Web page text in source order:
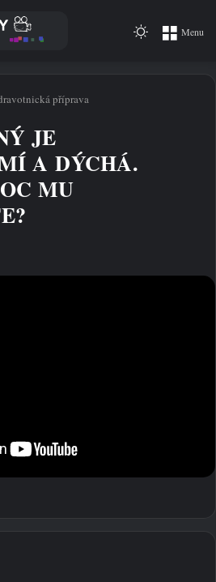
Menu
Switch
příprava
JE
A DÝCHÁ.
MU